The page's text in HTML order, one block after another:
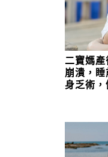
二寶媽產
崩潰，
身乏術